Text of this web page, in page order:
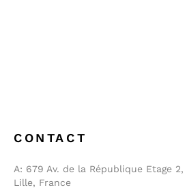
CONTACT
A: 679 Av. de la République Etage 2,
Lille, France